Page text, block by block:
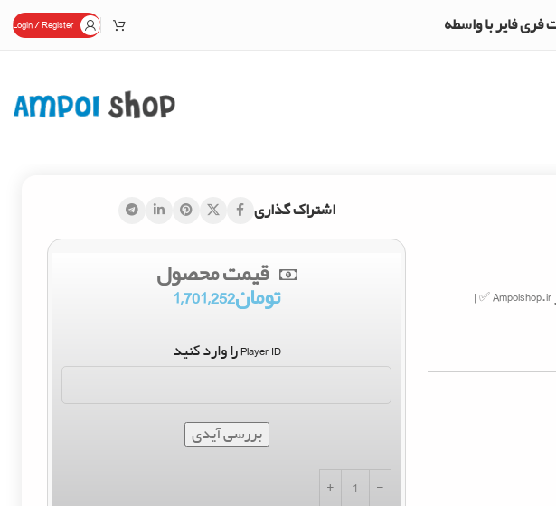
Login / Register
تحویل فوری زیر ۳۰ دقیقه ⏱️ | خرید امن از Ampolshop.ir ✅ |
اشتراک گذاری
قیمت محصول
تومان1,701,252
Player ID را وارد کنید
بررسی آیدی